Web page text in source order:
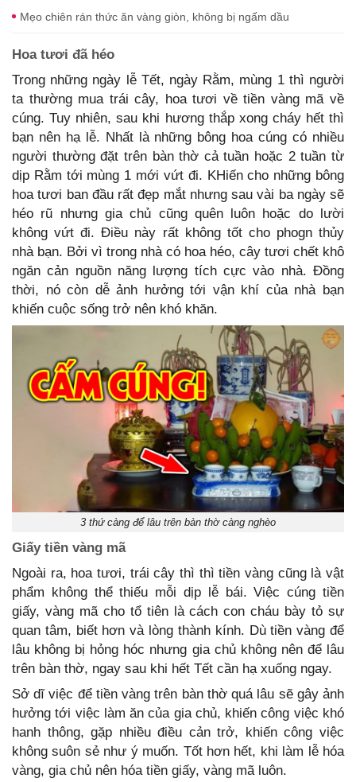
Mẹo chiên rán thức ăn vàng giòn, không bị ngấm dầu
Hoa tươi đã héo
Trong những ngày lễ Tết, ngày Rằm, mùng 1 thì người
ta thường mua trái cây, hoa tươi về tiền vàng mã về
cúng. Tuy nhiên, sau khi hương thắp xong cháy hết thì
bạn nên hạ lễ. Nhất là những bông hoa cúng có nhiều
người thường đặt trên bàn thờ cả tuần hoặc 2 tuần từ
dịp Rằm tới mùng 1 mới vứt đi. KHiến cho những bông
hoa tươi ban đầu rất đẹp mắt nhưng sau vài ba ngày sẽ
héo rũ nhưng gia chủ cũng quên luôn hoặc do lười
không vứt đi. Điều này rất không tốt cho phogn thủy
nhà bạn. Bởi vì trong nhà có hoa héo, cây tươi chết khô
ngăn cản nguồn năng lượng tích cực vào nhà. Đồng
thời, nó còn dễ ảnh hưởng tới vận khí của nhà bạn
khiến cuộc sống trở nên khó khăn.
3 thứ càng để lâu trên bàn thờ càng nghèo
Giấy tiền vàng mã
Ngoài ra, hoa tươi, trái cây thì thì tiền vàng cũng là vật
phẩm không thể thiếu mỗi dịp lễ bái. Việc cúng tiền
giấy, vàng mã cho tổ tiên là cách con cháu bày tỏ sự
quan tâm, biết hơn và lòng thành kính. Dù tiền vàng để
lâu không bị hỏng hóc nhưng gia chủ không nên để lâu
trên bàn thờ, ngay sau khi hết Tết cần hạ xuống ngay.
Sở dĩ việc để tiền vàng trên bàn thờ quá lâu sẽ gây ảnh
hưởng tới việc làm ăn của gia chủ, khiến công việc khó
hanh thông, gặp nhiều điều cản trở, khiến công việc
không suôn sẻ như ý muốn. Tốt hơn hết, khi làm lễ hóa
vàng, gia chủ nên hóa tiền giấy, vàng mã luôn.